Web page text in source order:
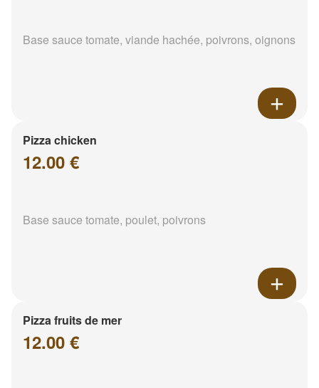
Base sauce tomate, viande hachée, poivrons, oignons
Pizza chicken
12.00 €
Base sauce tomate, poulet, poivrons
Pizza fruits de mer
12.00 €